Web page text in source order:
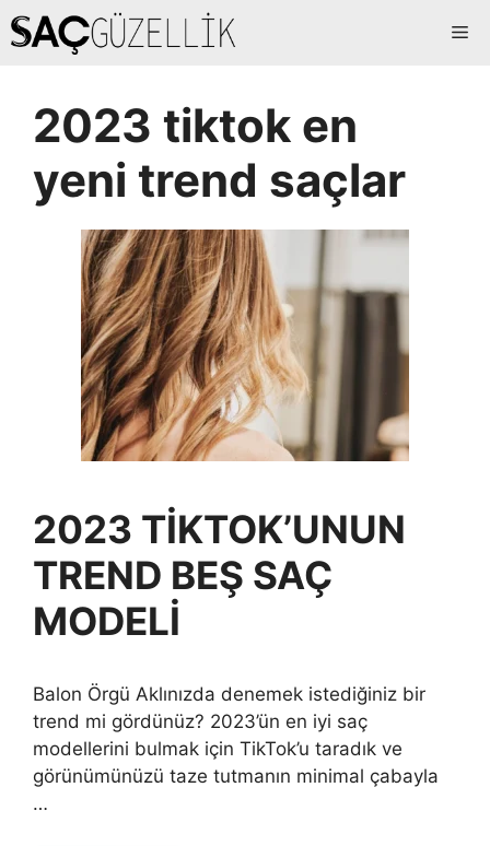
İçeriğe
atla
2023 tiktok en
yeni trend saçlar
2023 TİKTOK’UNUN
TREND BEŞ SAÇ
MODELİ
Balon Örgü Aklınızda denemek istediğiniz bir
trend mi gördünüz? 2023’ün en iyi saç
modellerini bulmak için TikTok’u taradık ve
görünümünüzü taze tutmanın minimal çabayla
…